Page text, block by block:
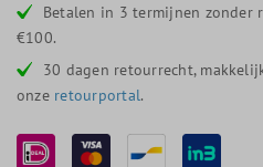
Betalen in 3 termijnen zonder
€100.
30 dagen retourrecht,
onze retourportal.